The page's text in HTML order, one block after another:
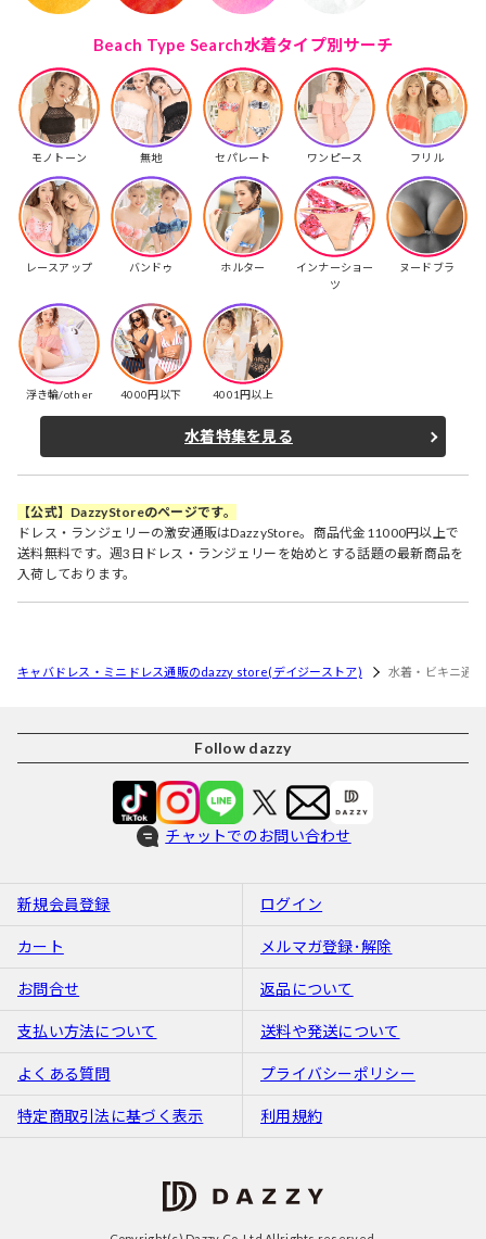
Beach Type Search水着タイプ別サーチ
モノトーン 無地 セパレート ワンピース フリル
レースアップ バンドゥ ホルター
インナーショー
ツ
ヌードブラ
浮き輪/other 4000円以下 4001円以上
水着特集を見る
【公式】DazzyStoreのページです。
ドレス・ランジェリーの激安通販はDazzyStore。商品代金11000円以上で
送料無料です。週3日ドレス・ランジェリーを始めとする話題の最新商品を
入荷しております。
キャバドレス・ミニドレス通販のdazzy store(デイジーストア) 水着・ビキニ通販
Follow dazzy
チャットでのお問い合わせ
新規会員登録 ログイン
カート メルマガ登録･解除
お問合せ 返品について
支払い方法について 送料や発送について
よくある質問 プライバシーポリシー
特定商取引法に基づく表示 利用規約